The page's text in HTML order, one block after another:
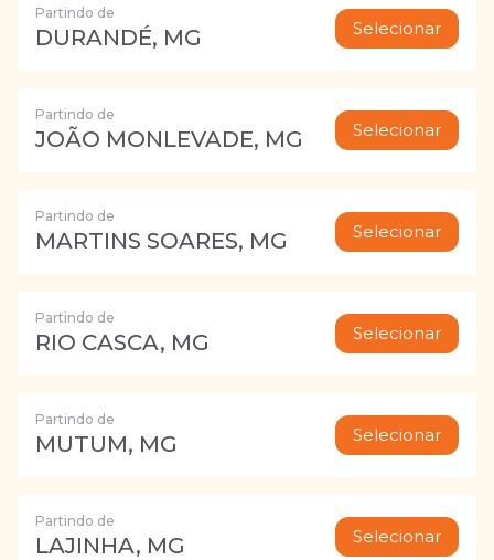
Partindo de
DURANDÉ, MG Selecionar
Partindo de
JOÃO MONLEVADE, MG Selecionar
Partindo de
MARTINS SOARES, MG Selecionar
Partindo de
RIO CASCA, MG Selecionar
Partindo de
MUTUM, MG Selecionar
Partindo de
LAJINHA, MG Selecionar